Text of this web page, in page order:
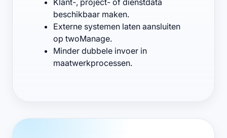
Klant-, project- of dienstdata
beschikbaar maken.
Externe systemen laten aansluiten
op twoManage.
Minder dubbele invoer in
maatwerkprocessen.